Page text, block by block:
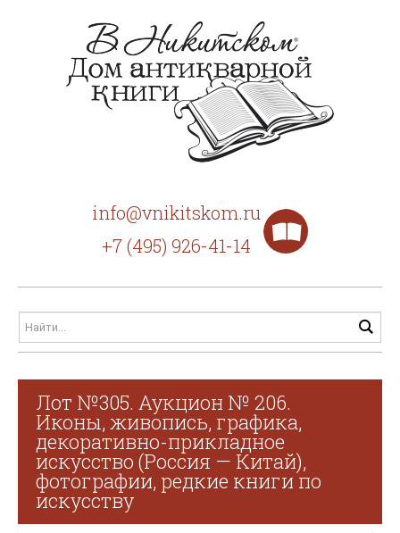
info@vnikitskom.ru
+7 (495) 926-41-14
Лот №305. Аукцион № 206.
Иконы, живопись, графика,
декоративно-прикладное
искусство (Россия — Китай),
фотографии, редкие книги по
искусству